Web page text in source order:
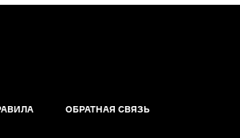
ОБРАТНАЯ СВЯЗЬ